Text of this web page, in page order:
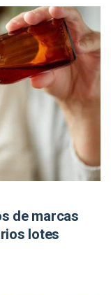
de marcas
lotes